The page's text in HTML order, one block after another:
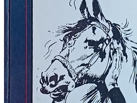
DO ZEMLJOVIDA
RJEČNICI,
ŠAH
SPORT
STRIPOVI
TEHNIČKE ZNANOSTI
TEORIJA I POVIJEST
VEDUTE
ZAGREB
ZEMLJOVIDI
Otkup knjiga
O nama